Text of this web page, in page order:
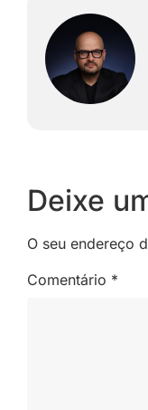
Deixe
O seu endereço
Comentário *